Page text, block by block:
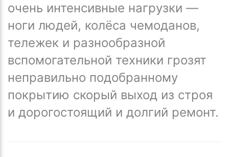
очень интенсивные нагрузки —
ноги людей, колёса чемоданов,
тележек и разнообразной
вспомогательной техники грозят
неправильно подобранному
покрытию скорый выход из строя
и дорогостоящий и долгий ремонт.